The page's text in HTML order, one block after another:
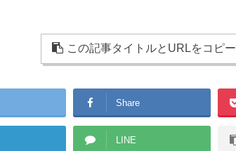
この記事タイトルとURLをコピー
Share
LINE